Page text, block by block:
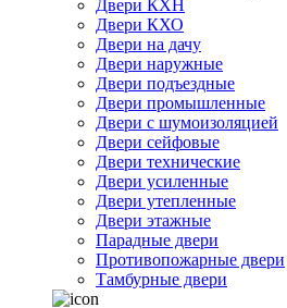
Двери КХН
Двери КХО
Двери на дачу
Двери наружные
Двери подъездные
Двери промышленные
Двери с шумоизоляцией
Двери сейфовые
Двери технические
Двери усиленные
Двери утепленные
Двери этажные
Парадные двери
Противопожарные двери
Тамбурные двери